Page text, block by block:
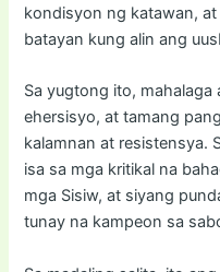
kondisyon ng katawan,
batayan kung alin ang
Sa yugtong ito, mahalaga
ehersisyo, at tamang
kalamnan at resistensya.
isa sa mga kritikal na
mga Sisiw, at siyang
tunay na kampeon sa